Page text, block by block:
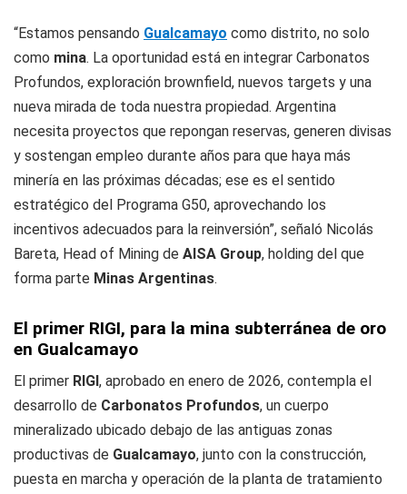
“Estamos pensando Gualcamayo como distrito, no solo
como mina. La oportunidad está en integrar Carbonatos
Profundos, exploración brownfield, nuevos targets y una
nueva mirada de toda nuestra propiedad. Argentina
necesita proyectos que repongan reservas, generen divisas
y sostengan empleo durante años para que haya más
minería en las próximas décadas; ese es el sentido
estratégico del Programa G50, aprovechando los
incentivos adecuados para la reinversión”, señaló Nicolás
Bareta, Head of Mining de AISA Group, holding del que
forma parte Minas Argentinas.
El primer RIGI, para la mina subterránea de oro
en Gualcamayo
El primer RIGI, aprobado en enero de 2026, contempla el
desarrollo de Carbonatos Profundos, un cuerpo
mineralizado ubicado debajo de las antiguas zonas
productivas de Gualcamayo, junto con la construcción,
puesta en marcha y operación de la planta de tratamiento